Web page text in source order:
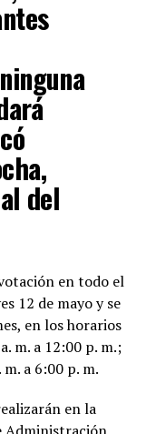
del
en todo el
12 de mayo y se
en los horarios
m. a 12:00 p. m.;
a 6:00 p. m.
en la